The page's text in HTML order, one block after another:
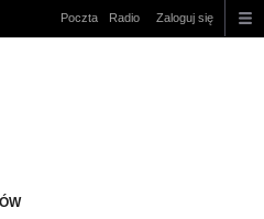
Poczta Radio Zaloguj się